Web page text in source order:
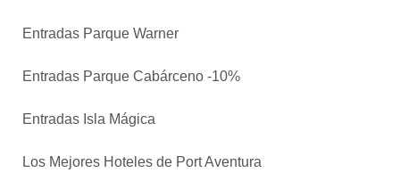
Entradas Parque Warner
Entradas Parque Cabárceno -10%
Entradas Isla Mágica
Los Mejores Hoteles de Port Aventura